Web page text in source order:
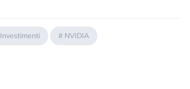
Investimenti # NVIDIA